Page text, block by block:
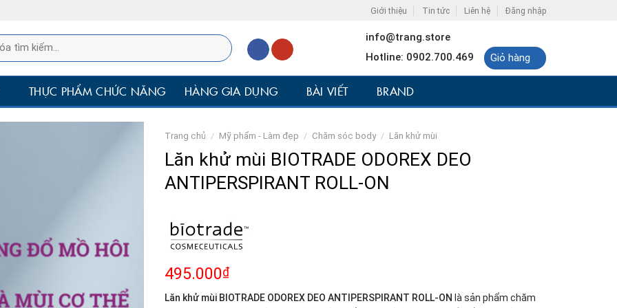
Giới thiệu Tin tức Liên hệ Đăng nhập
info@trang.store
Hotline: 0902.700.469
Giỏ hàng
THỰC PHẨM CHỨC NĂNG HÀNG GIA DỤNG BÀI VIẾT BRAND
Trang chủ / Mỹ phẩm - Làm đẹp / Chăm sóc body / Lăn khử mùi
Lăn khử mùi BIOTRADE ODOREX DEO
ANTIPERSPIRANT ROLL-ON
495.000₫
Lăn khử mùi BIOTRADE ODOREX DEO ANTIPERSPIRANT ROLL-ON là sản phẩm chăm